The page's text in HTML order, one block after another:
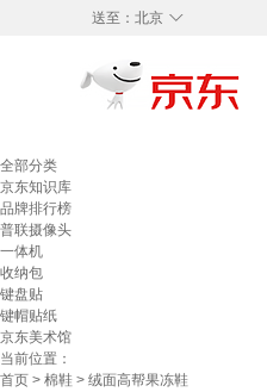
◇
送至： 北京
全部分类
京东知识库
品牌排行榜
普联摄像头
一体机
收纳包
键盘贴
键帽贴纸
京东美术馆
当前位置：
首页 > 棉鞋 > 绒面高帮果冻鞋